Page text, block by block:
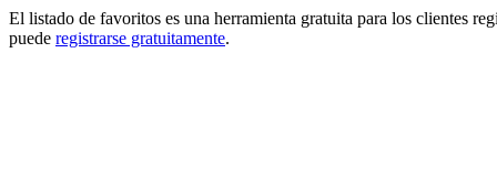
El listado de favoritos es una herramienta gratuita para los clientes
puede registrarse gratuitamente.